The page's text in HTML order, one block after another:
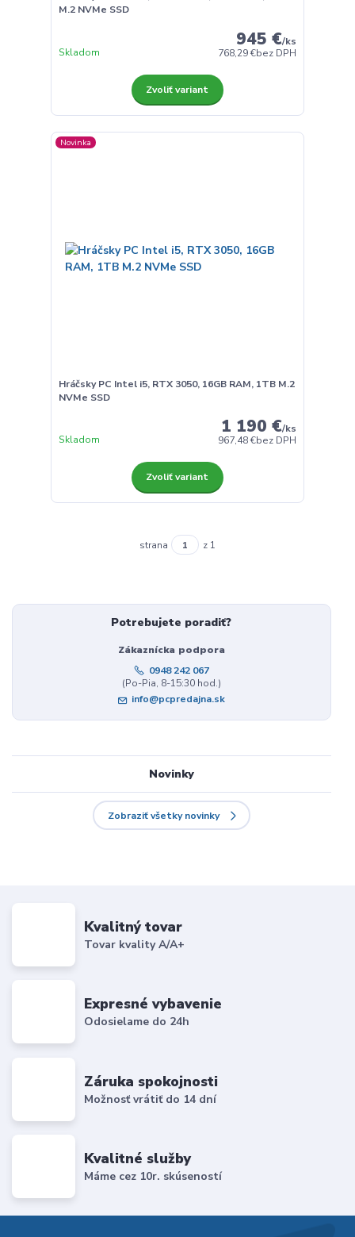
M.2 NVMe SSD
945 €/ks
768,29 €bez DPH
Skladom
Zvoliť variant
Novinka
Hráčsky PC Intel i5, RTX 3050, 16GB RAM, 1TB M.2
NVMe SSD
1 190 €/ks
967,48 €bez DPH
Skladom
Zvoliť variant
strana z 1
Potrebujete poradiť?
Zákaznícka podpora
0948 242 067
(Po-Pia, 8-15:30 hod.)
info@pcpredajna.sk
Novinky
Zobraziť všetky novinky
Kvalitný tovar
Tovar kvality A/A+
Expresné vybavenie
Odosielame do 24h
Záruka spokojnosti
Možnosť vrátiť do 14 dní
Kvalitné služby
Máme cez 10r. skúseností